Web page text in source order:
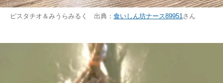
ピスタチオ＆みうらみるく 出典： 食いしん坊ナース89951 さん